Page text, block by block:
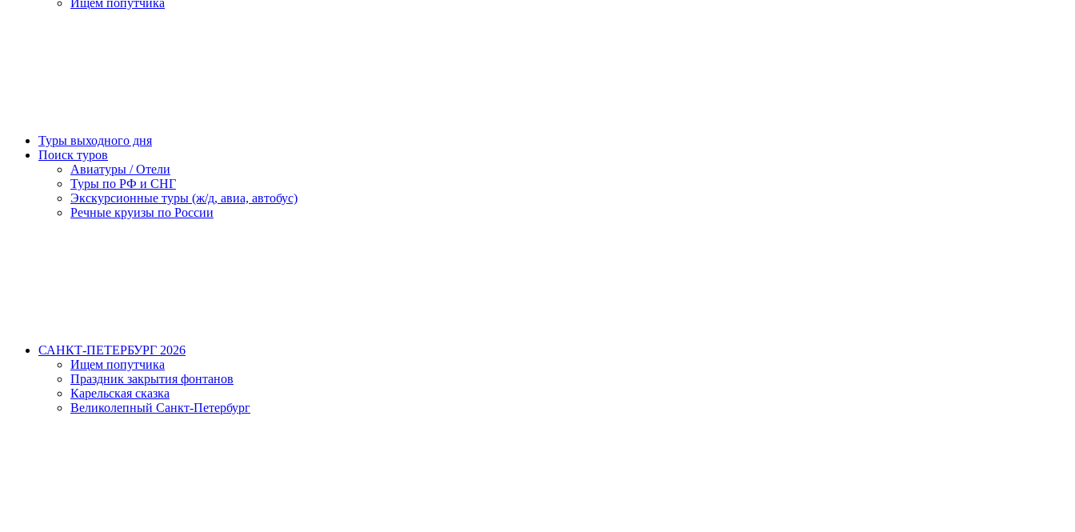
Ищем попутчика
Туры выходного дня
Поиск туров
Авиатуры / Отели
Туры по РФ и СНГ
Экскурсионные туры (ж/д, авиа, автобус)
Речные круизы по России
САНКТ-ПЕТЕРБУРГ 2026
Ищем попутчика
Праздник закрытия фонтанов
Карельская сказка
Великолепный Санкт-Петербург